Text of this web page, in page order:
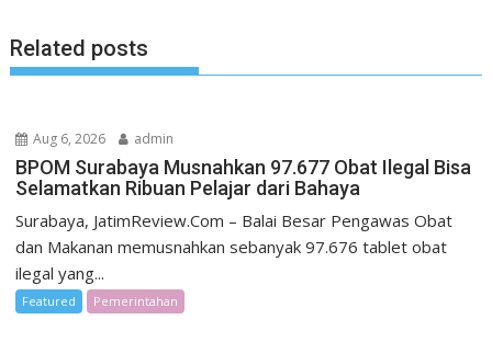
Related posts
Aug 6, 2026 admin
BPOM Surabaya Musnahkan 97.677 Obat Ilegal Bisa
Selamatkan Ribuan Pelajar dari Bahaya
Surabaya, JatimReview.Com – Balai Besar Pengawas Obat
dan Makanan memusnahkan sebanyak 97.676 tablet obat
ilegal yang...
Featured Pemerintahan